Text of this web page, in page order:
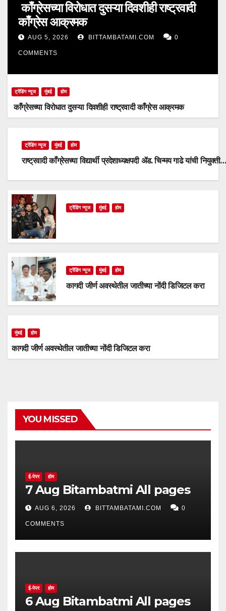
काँग्रेसच्या विरोधात दुसऱ्या दिवशीही राष्ट्रवादी
काँग्रेस आक्रमक
AUG 5, 2026 BITTAMBATAMI.COM 0
COMMENTS
ट्रेंडिंग न्यूज मुंबई होम
काँग्रेसच्या विरोधात दुसऱ्या दिवशीही राष्ट्रवादी काँग्रेस आक्रमक
ट्रेंडिंग न्यूज मुंबई होम
राष्ट्रवादी काँग्रेसच्या विद्यार्थी प्रदेशाध्यक्षपदी ॲड. चिन्मय गाढे यांची नियुक्ती…
ट्रेंडिंग न्यूज मुंबई होम
ट्रेंडिंग न्यूज मुंबई होम
कागदी जीर्ण अवस्थेतील जातीच्या नोंदी डिजिटल करा
मुंबई होम
कागदी जीर्ण अवस्थेतील जातीच्या नोंदी डिजिटल करा
YOU MISSED
ई-पेपर होम
7 Aug Bitambatmi All pages
AUG 6, 2026 BITTAMBATAMI.COM 0
COMMENTS
ई-पेपर होम
6 Aug Bitambatmi All pages